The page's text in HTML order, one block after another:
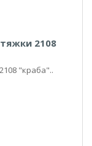
2108
"краба"..